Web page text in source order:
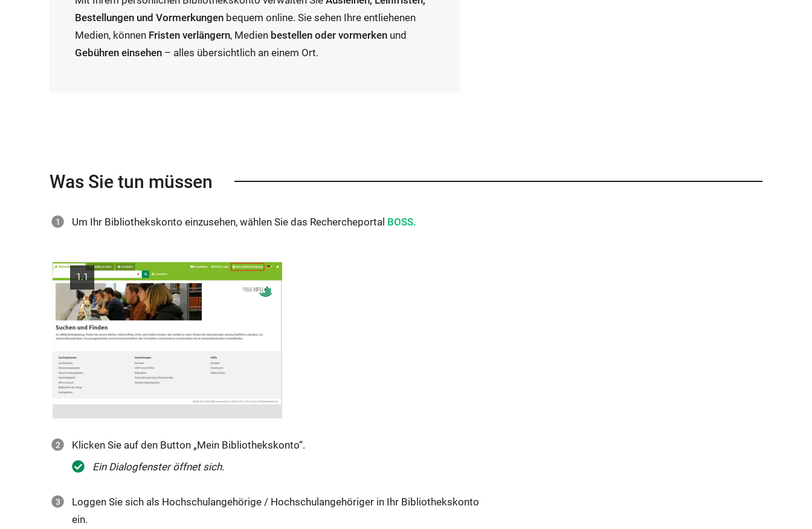
Bestellungen und Vormerkungen bequem online. Sie sehen Ihre entliehenen
Medien, können Fristen verlängern, Medien bestellen oder vormerken und
Gebühren einsehen – alles übersichtlich an einem Ort.
Was Sie tun müssen
Um Ihr Bibliothekskonto einzusehen, wählen Sie das Rechercheportal Externer
BOSS.
1.1
Klicken Sie auf den Button „Mein Bibliothekskonto“.
Ein Dialogfenster öffnet sich.
Loggen Sie sich als Hochschulangehörige / Hochschulangehöriger in Ihr Bibliothekskonto
ein.